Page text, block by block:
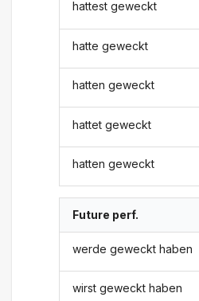
hattest geweckt
hatte geweckt
hatten geweckt
hattet geweckt
hatten geweckt
Future perf.
werde geweckt haben
wirst geweckt haben